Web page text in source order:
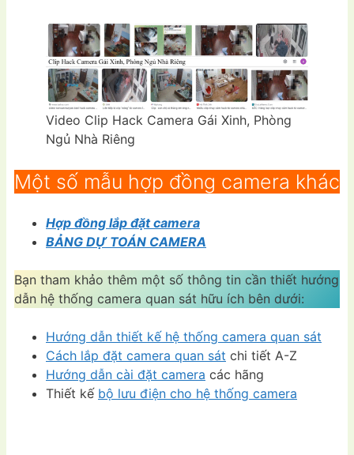
Video Clip Hack Camera Gái Xinh, Phòng
Ngủ Nhà Riêng
Một số mẫu hợp đồng camera khác
Hợp đồng lắp đặt camera
BẢNG DỰ TOÁN CAMERA
Bạn tham khảo thêm một số thông tin cần thiết hướng
dẫn hệ thống camera quan sát hữu ích bên dưới:
Hướng dẫn thiết kế hệ thống camera quan sát
Cách lắp đặt camera quan sát chi tiết A-Z
Hướng dẫn cài đặt camera các hãng
Thiết kế bộ lưu điện cho hệ thống camera